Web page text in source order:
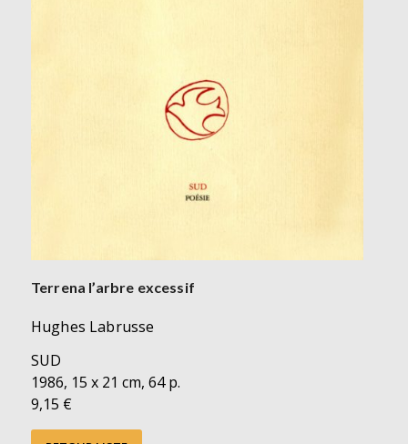
Terrena l’arbre excessif
Hughes Labrusse
SUD
1986, 15 x 21 cm, 64 p.
9,15 €